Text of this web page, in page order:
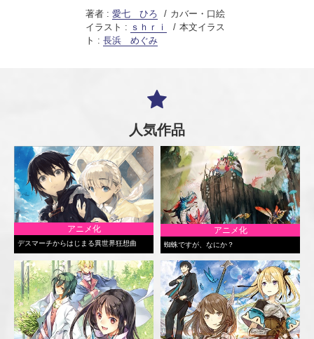
著者 : 愛七 ひろ
カバー・口絵
イラスト : ｓｈｒｉ
本文イラス
ト : 長浜 めぐみ
人気作品
アニメ化
デスマーチからはじまる異世界狂想曲
アニメ化
蜘蛛ですが、なにか？